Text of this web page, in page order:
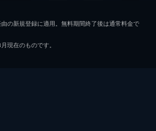
江（本田翼）ら
画を考案。出
木路子（ｍｉ
の新規登録に適用。無料期間終了後は通常料金で
現在のものです。